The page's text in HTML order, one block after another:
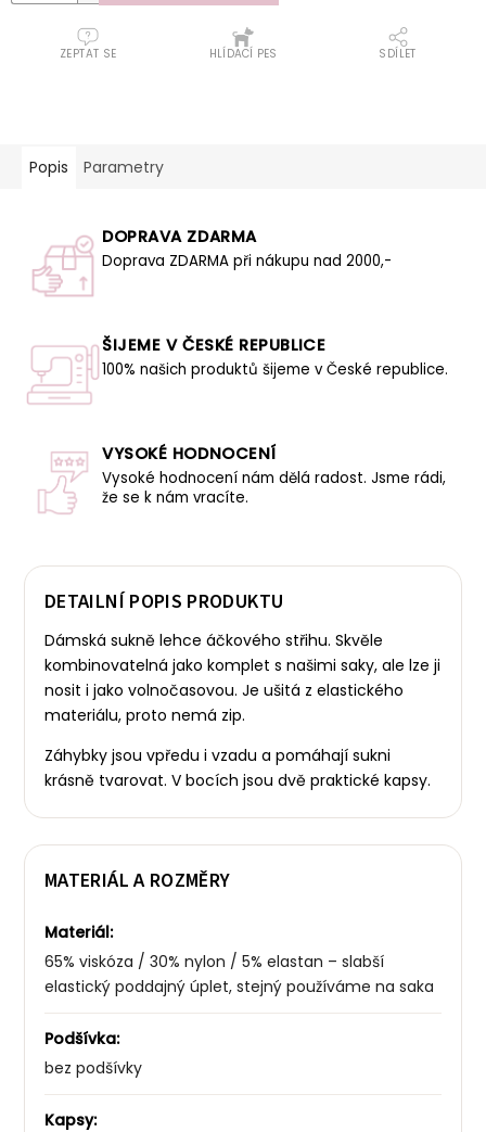
ZEPTAT SE HLÍDACÍ PES SDÍLET
Popis Parametry
DOPRAVA ZDARMA
Doprava ZDARMA při nákupu nad 2000,-
ŠIJEME V ČESKÉ REPUBLICE
100% našich produktů šijeme v České republice.
VYSOKÉ HODNOCENÍ
Vysoké hodnocení nám dělá radost. Jsme rádi,
že se k nám vracíte.
DETAILNÍ POPIS PRODUKTU
Dámská sukně lehce áčkového střihu. Skvěle
kombinovatelná jako komplet s našimi saky, ale lze ji
nosit i jako volnočasovou. Je ušitá z elastického
materiálu, proto nemá zip.
Záhybky jsou vpředu i vzadu a pomáhají sukni
krásně tvarovat. V bocích jsou dvě praktické kapsy.
MATERIÁL A ROZMĚRY
Materiál:
65% viskóza / 30% nylon / 5% elastan – slabší
elastický poddajný úplet, stejný používáme na saka
Podšívka:
bez podšívky
Kapsy: